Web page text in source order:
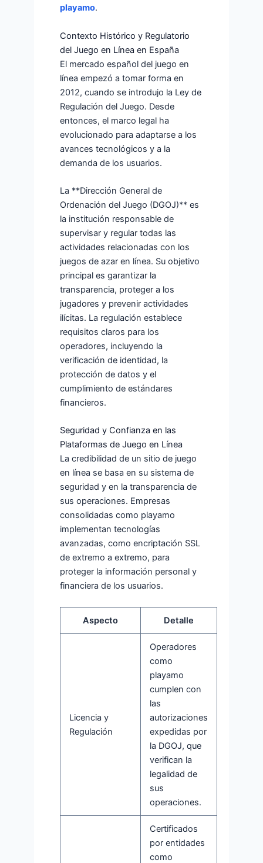
playamo.
Contexto Histórico y Regulatorio
del Juego en Línea en España
El mercado español del juego en
línea empezó a tomar forma en
2012, cuando se introdujo la Ley de
Regulación del Juego. Desde
entonces, el marco legal ha
evolucionado para adaptarse a los
avances tecnológicos y a la
demanda de los usuarios.
La **Dirección General de
Ordenación del Juego (DGOJ)** es
la institución responsable de
supervisar y regular todas las
actividades relacionadas con los
juegos de azar en línea. Su objetivo
principal es garantizar la
transparencia, proteger a los
jugadores y prevenir actividades
ilícitas. La regulación establece
requisitos claros para los
operadores, incluyendo la
verificación de identidad, la
protección de datos y el
cumplimiento de estándares
financieros.
Seguridad y Confianza en las
Plataformas de Juego en Línea
La credibilidad de un sitio de juego
en línea se basa en su sistema de
seguridad y en la transparencia de
sus operaciones. Empresas
consolidadas como playamo
implementan tecnologías
avanzadas, como encriptación SSL
de extremo a extremo, para
proteger la información personal y
financiera de los usuarios.
Aspecto Detalle
Licencia y
Regulación
Operadores
como
playamo
cumplen con
las
autorizaciones
expedidas por
la DGOJ, que
verifican la
legalidad de
sus
operaciones.
Certificados
por entidades
como